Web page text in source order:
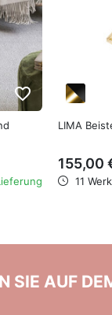
favorite_border
LIMA
155,00
11
SIE AUF